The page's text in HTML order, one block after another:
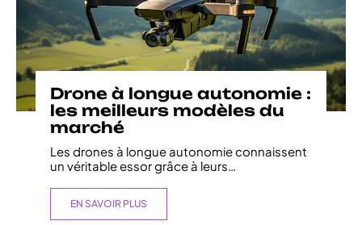
Drone à longue autonomie :
les meilleurs modèles du
marché
Les drones à longue autonomie connaissent
un véritable essor grâce à leurs…
EN SAVOIR PLUS